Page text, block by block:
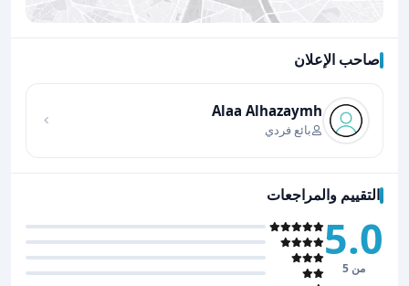
صاحب الإعلان
Alaa Alhazaymh
بائع فردي
التقييم والمراجعات
5.0
من 5